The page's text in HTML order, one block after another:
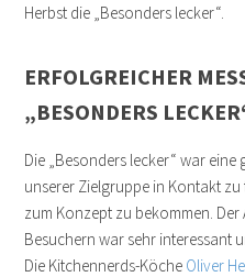
Herbst die „Besonders lecker“.
ERFOLGREICHER
„BESONDERS
Die „Besonders lecker“ war
unserer Zielgruppe in Kontakt
zum Konzept zu bekommen. Der
Besuchern war sehr interessant
Die Kitchennerds-Köche Oliver